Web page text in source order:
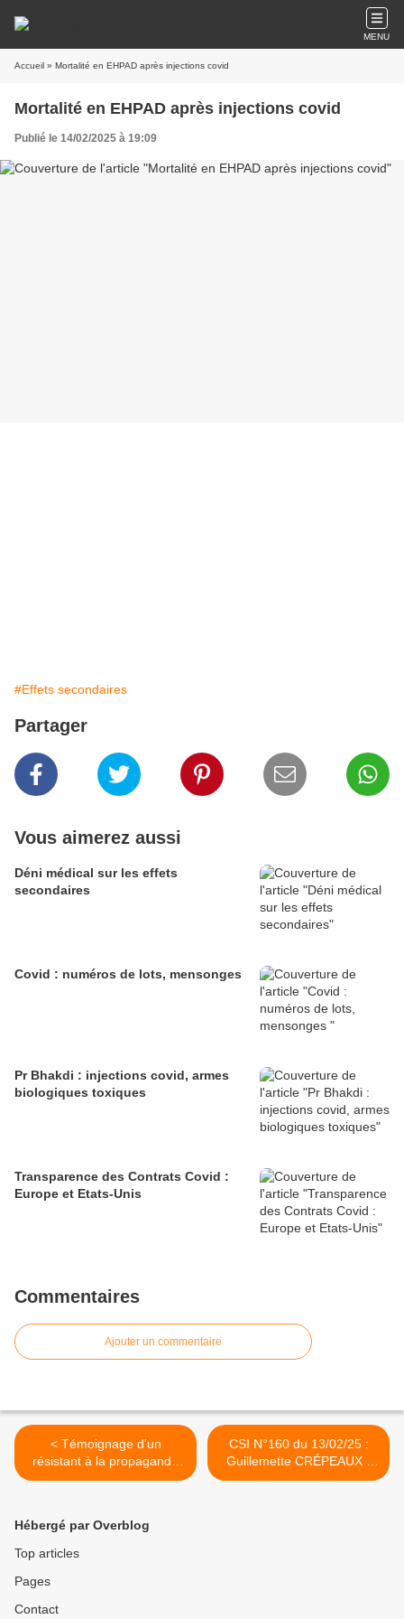
MENU
Accueil » Mortalité en EHPAD après injections covid
Mortalité en EHPAD après injections covid
Publié le 14/02/2025 à 19:09
#Effets secondaires
Partager
Vous aimerez aussi
Déni médical sur les effets
secondaires
Covid : numéros de lots, mensonges
Pr Bhakdi : injections covid, armes
biologiques toxiques
Transparence des Contrats Covid :
Europe et Etats-Unis
Commentaires
Ajouter un commentaire
< Témoignage d'un
résistant à la propagande
covid
CSI N°160 du 13/02/25 :
Guillemette CRÉPEAUX -
Le b.a.-ba des ABA >
Hébergé par Overblog
Top articles
Pages
Contact